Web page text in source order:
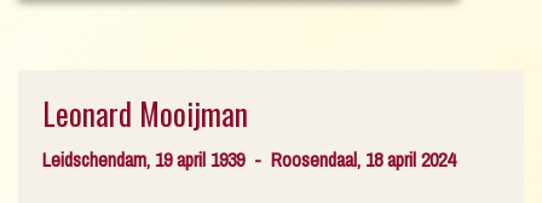
Leonard Mooijman
Leidschendam, 19 april 1939 - Roosendaal, 18 april 2024